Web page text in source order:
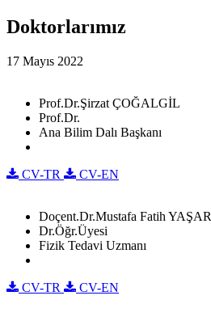
Doktorlarımız
17 Mayıs 2022
Prof.Dr.Şirzat ÇOĞALGİL
Prof.Dr.
Ana Bilim Dalı Başkanı
CV-TR CV-EN
Doçent.Dr.Mustafa Fatih YAŞAR
Dr.Öğr.Üyesi
Fizik Tedavi Uzmanı
CV-TR CV-EN